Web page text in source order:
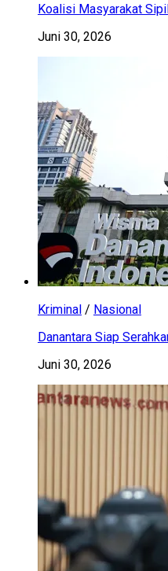
Koalisi Masyarakat
Juni 30, 2026
Kriminal / Nasional
Danantara Siap
Juni 30, 2026